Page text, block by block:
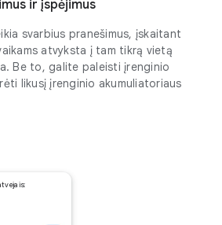
ir įspėjimus
svarbius pranešimus, įskaitant
atvyksta į tam tikrą vietą
Be to, galite paleisti įrenginio
likusį įrenginio akumuliatoriaus